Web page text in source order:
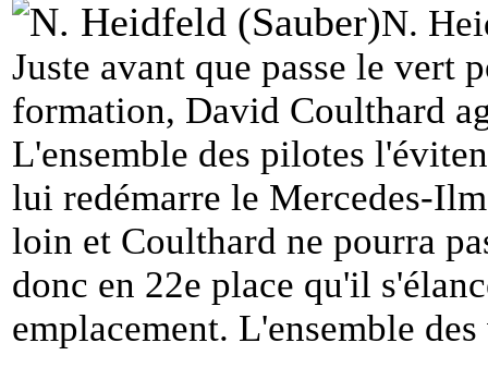
N.
Juste avant que passe le vert
formation, David Coulthard
L'ensemble des pilotes
lui redémarre le Mercedes-
loin et Coulthard ne pourra
donc en 22e place qu'il
emplacement. L'ensemble